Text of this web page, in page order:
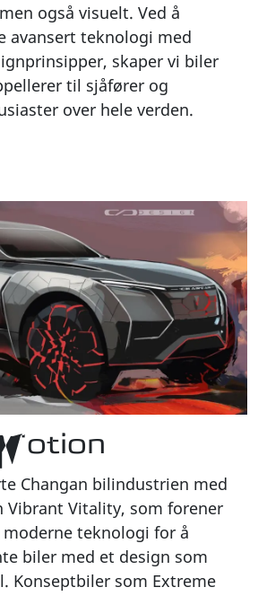
også visuelt. Ved å
avansert teknologi med
skaper vi biler
til sjåfører og
over hele verden.
Changan bilindustrien med
Vibrant Vitality, som forener
teknologi for å
biler med et design som
Konseptbiler som Extreme